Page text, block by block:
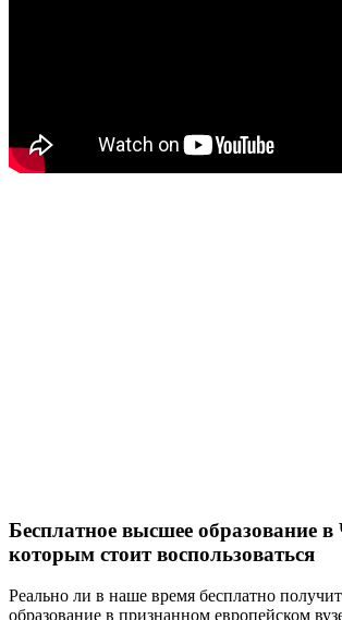
Бесплатное высшее образование
которым стоит воспользоваться
Реально ли в наше время бесплатно
образование в признанном европейском